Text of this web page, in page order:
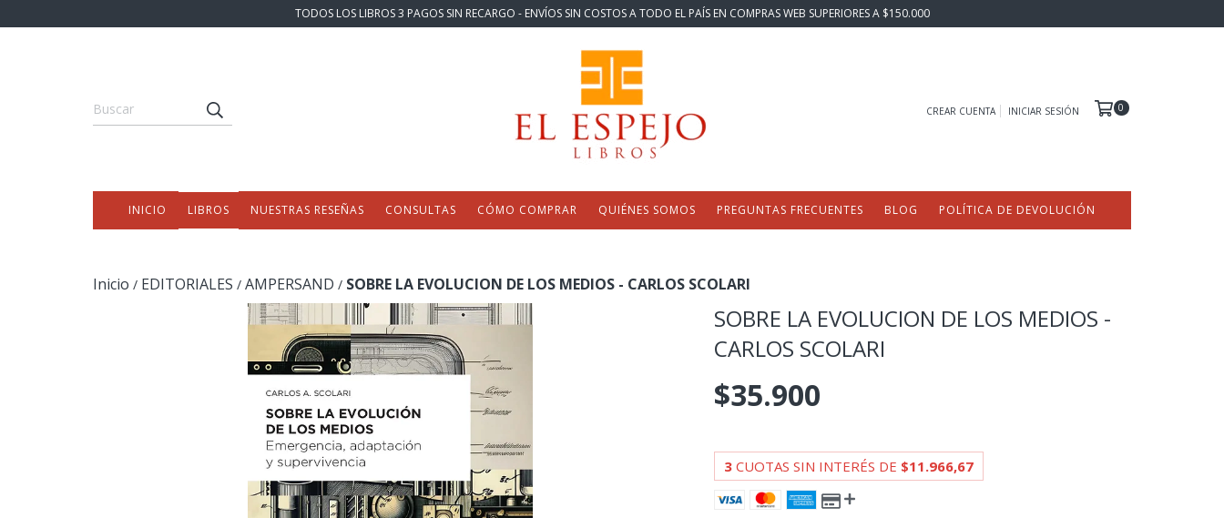
TODOS LOS LIBROS 3 PAGOS SIN RECARGO - ENVÍOS SIN COSTOS A TODO EL PAÍS EN COMPRAS WEB SUPERIORES A $150.000
CREAR CUENTA INICIAR SESIÓN 0
INICIO LIBROS NUESTRAS RESEÑAS CONSULTAS CÓMO COMPRAR QUIÉNES SOMOS PREGUNTAS FRECUENTES BLOG POLÍTICA DE DEVOLUCIÓN
Inicio / EDITORIALES / AMPERSAND / SOBRE LA EVOLUCION DE LOS MEDIOS - CARLOS SCOLARI
SOBRE LA EVOLUCION DE LOS MEDIOS -
CARLOS SCOLARI
$35.900
3 CUOTAS SIN INTERÉS DE $11.966,67